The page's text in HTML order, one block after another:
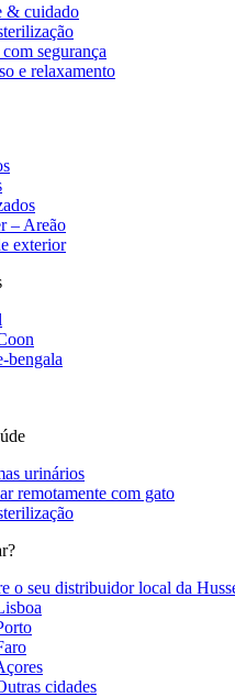
& cuidado
segurança
e relaxamento
– Areão
exterior
bengala
urinários
remotamente com gato
o seu distribuidor local da
cidades